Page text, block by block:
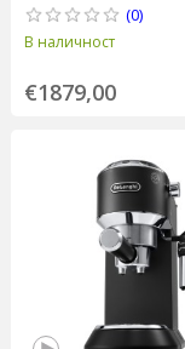
(0)
В наличност
€1879,00